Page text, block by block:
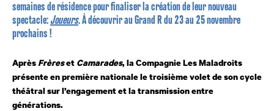
semaines de résidence pour finaliser la création de leur nouveau
spectacle: Joueurs. À découvrir au Grand R du 23 au 25 novembre
prochains !
Après Frèreset Camarades, la Compagnie Les Maladroits
présente en première nationale le troisième volet de son cycle
théâtral sur l’engagement et la transmission entre
générations.